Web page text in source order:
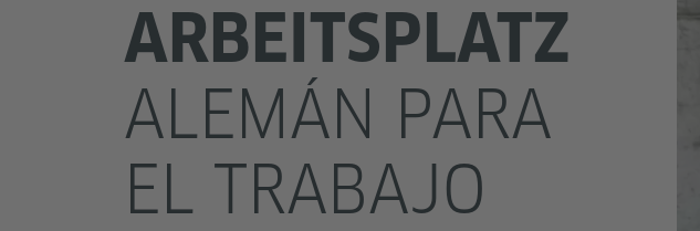
ARBEITSPLATZ
ALEMÁN PARA
EL TRABAJO